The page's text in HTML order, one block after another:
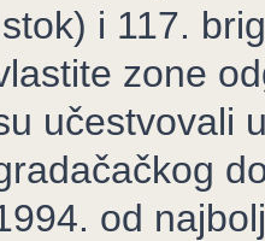
i 117.
zone
učestvovali
od